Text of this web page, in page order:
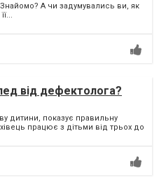
А чи задумувались ви, як
від дефектолога?
дитини, показує правильну
працює з дітьми від трьох до